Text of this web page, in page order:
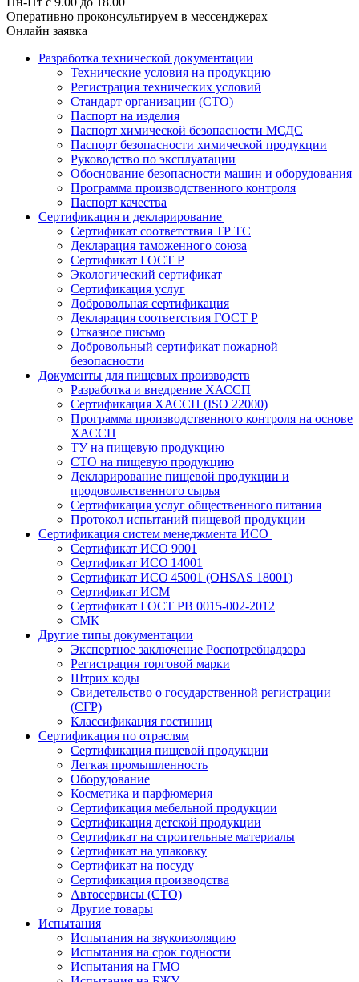
Оперативно проконсультируем в мессенджерах
Онлайн заявка
Разработка технической документации
Технические условия на продукцию
Регистрация технических условий
Стандарт организации (СТО)
Паспорт на изделия
Паспорт химической безопасности МСДС
Паспорт безопасности химической продукции
Руководство по эксплуатации
Обоснование безопасности машин и оборудования
Программа производственного контроля
Паспорт качества
Сертификация и декларирование
Сертификат соответствия ТР ТС
Декларация таможенного союза
Сертификат ГОСТ Р
Экологический сертификат
Сертификация услуг
Добровольная сертификация
Декларация соответствия ГОСТ Р
Отказное письмо
Добровольный сертификат пожарной
безопасности
Документы для пищевых производств
Разработка и внедрение ХАССП
Сертификация ХАССП (ISO 22000)
Программа производственного контроля на основе
ХАССП
ТУ на пищевую продукцию
СТО на пищевую продукцию
Декларирование пищевой продукции и
продовольственного сырья
Сертификация услуг общественного питания
Протокол испытаний пищевой продукции
Сертификация систем менеджмента ИСО
Сертификат ИСО 9001
Сертификат ИСО 14001
Сертификат ИСО 45001 (OHSAS 18001)
Сертификат ИСМ
Сертификат ГОСТ РВ 0015-002-2012
СМК
Другие типы документации
Экспертное заключение Роспотребнадзора
Регистрация торговой марки
Штрих коды
Свидетельство о государственной регистрации
(СГР)
Классификация гостиниц
Сертификация по отраслям
Сертификация пищевой продукции
Легкая промышленность
Оборудование
Косметика и парфюмерия
Сертификация мебельной продукции
Сертификация детской продукции
Сертификат на строительные материалы
Сертификат на упаковку
Сертификат на посуду
Сертификация производства
Автосервисы (СТО)
Другие товары
Испытания
Испытания на звукоизоляцию
Испытания на срок годности
Испытания на ГМО